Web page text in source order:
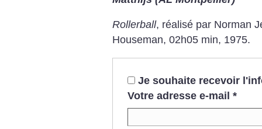
Rollerball, réalisé par Norman
Houseman, 02h05 min, 1975.
Je souhaite recevoir
Votre adresse e-mail *